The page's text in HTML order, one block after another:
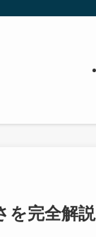
を完全解説